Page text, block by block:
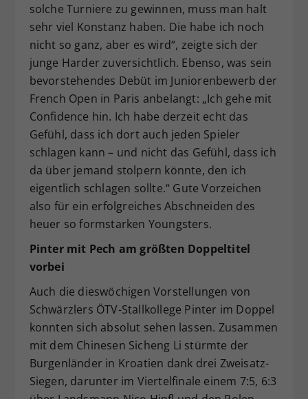
solche Turniere zu gewinnen, muss man halt
sehr viel Konstanz haben. Die habe ich noch
nicht so ganz, aber es wird“, zeigte sich der
junge Harder zuversichtlich. Ebenso, was sein
bevorstehendes Debüt im Juniorenbewerb der
French Open in Paris anbelangt: „Ich gehe mit
Confidence hin. Ich habe derzeit echt das
Gefühl, dass ich dort auch jeden Spieler
schlagen kann – und nicht das Gefühl, dass ich
da über jemand stolpern könnte, den ich
eigentlich schlagen sollte.“ Gute Vorzeichen
also für ein erfolgreiches Abschneiden des
heuer so formstarken Youngsters.
Pinter mit Pech am größten Doppeltitel
vorbei
Auch die dieswöchigen Vorstellungen von
Schwärzlers ÖTV-Stallkollege Pinter im Doppel
konnten sich absolut sehen lassen. Zusammen
mit dem Chinesen Sicheng Li stürmte der
Burgenländer in Kroatien dank drei Zweisatz-
Siegen, darunter im Viertelfinale einem 7:5, 6:3